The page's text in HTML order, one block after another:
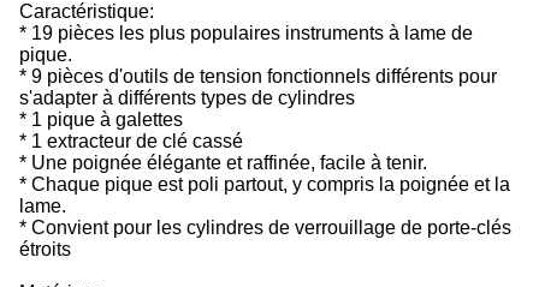
Caractéristique:
* 19 pièces les plus populaires instruments à lame de
pique.
* 9 pièces d'outils de tension fonctionnels différents pour
s'adapter à différents types de cylindres
* 1 pique à galettes
* 1 extracteur de clé cassé
* Une poignée élégante et raffinée, facile à tenir.
* Chaque pique est poli partout, y compris la poignée et la
lame.
* Convient pour les cylindres de verrouillage de porte-clés
étroits